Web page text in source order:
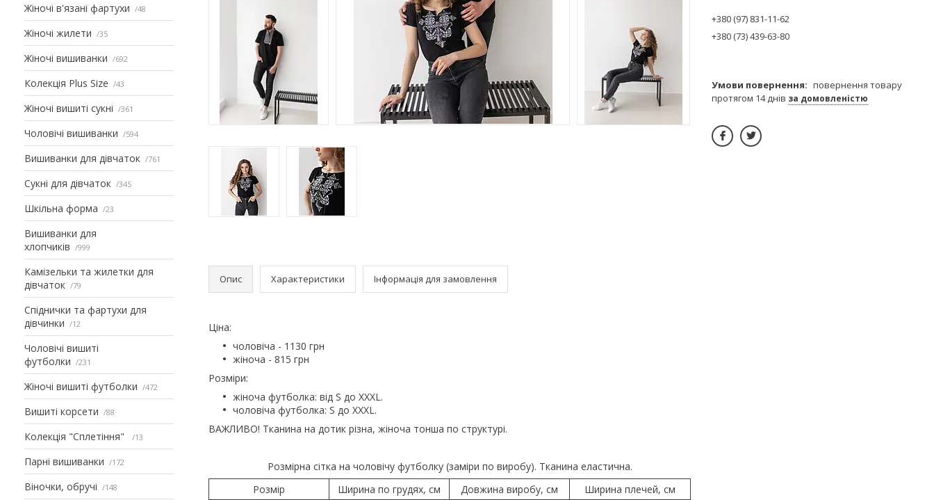
Жіночі в'язані фартухи 48
Жіночі жилети 35
Жіночі вишиванки 692
Колекція Plus Size 43
Жіночі вишиті сукні 361
Чоловічі вишиванки 594
Вишиванки для дівчаток 761
Сукні для дівчаток 345
Шкільна форма 23
Вишиванки для
хлопчиків
999
Камізельки та жилетки для
дівчаток
79
Спіднички та фартухи для
дівчинки
12
Чоловічі вишиті
футболки
231
Жіночі вишиті футболки 472
Вишиті корсети 88
Колекція "Сплетіння" 13
Парні вишиванки 172
Віночки, обручі 148
Опис Характеристики Інформація для замовлення
Ціна:
чоловіча - 1130 грн
жіноча - 815 грн
Розміри:
жіноча футболка: від S до XXXL.
чоловіча футболка: S до XXXL.
ВАЖЛИВО! Тканина на дотик різна, жіноча тонша по структурі.
Розмірна сітка на чоловічу футболку (заміри по виробу). Тканина еластична.
Розмір
Ширина по грудях, см Довжина виробу, см
Ширина плечей, см
+380 (97) 831-11-62
+380 (73) 439-63-80
повернення товару
протягом 14 днів за домовленістю